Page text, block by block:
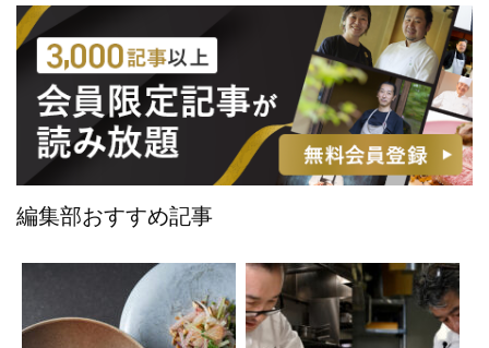
編集部おすすめ記事